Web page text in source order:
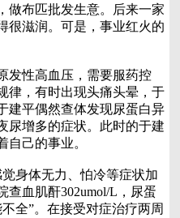
做布匹批发生意。后来一家
很滋润。可是，事业红火的
性高血压，需要服药控
律，有时出现头痛头晕，于
建平偶然查体发现尿蛋白异
尿增多的症状。此时的于建
自己的事业。
身体无力、怕冷等症状加
查血肌酐302umol/L，尿蛋
全”。在接受对症治疗两周